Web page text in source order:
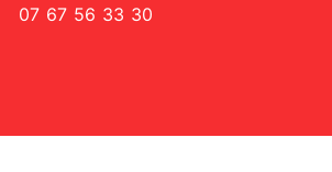
07 67 56 33 30